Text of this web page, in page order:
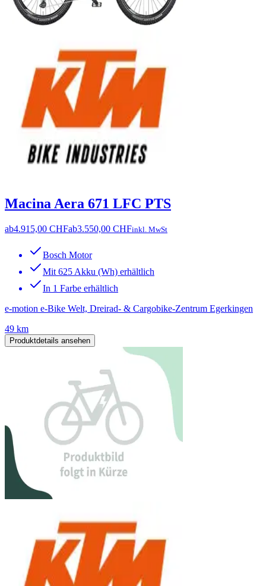
Macina Aera 671 LFC PTS
ab4.915,00 CHFab3.550,00 CHFinkl. MwSt
Bosch Motor
Mit 625 Akku (Wh) erhältlich
In 1 Farbe erhältlich
e-motion e-Bike Welt, Dreirad- & Cargobike-Zentrum Egerkingen
49 km
Produktdetails ansehen